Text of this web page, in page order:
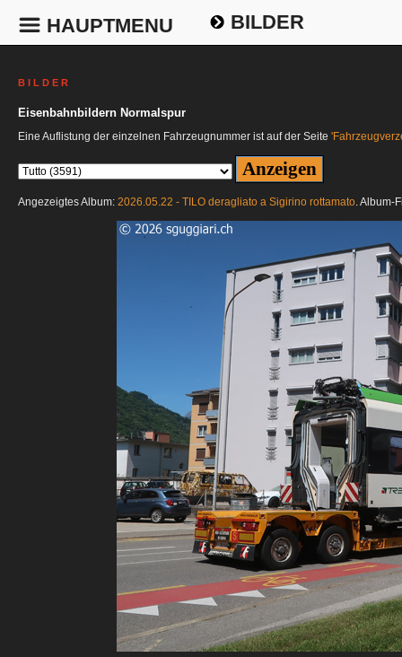
HAUPTMENU BILDER
B I L D E R
Eisenbahnbildern Normalspur
Eine Auflistung der einzelnen Fahrzeugnummer ist auf der Seite
Angezeigtes Album: 2026.05.22 - TILO deragliato a Sigirino rottamato. Album-